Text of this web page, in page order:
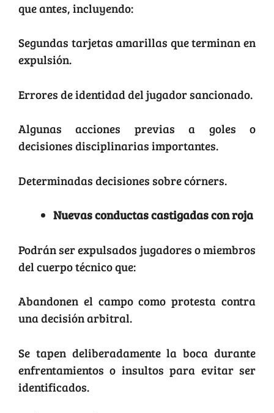
que antes, incluyendo:
Segundas tarjetas amarillas que terminan en
expulsión.
Errores de identidad del jugador sancionado.
Algunas acciones previas a goles o
decisiones disciplinarias importantes.
Determinadas decisiones sobre córners.
Nuevas conductas castigadas con roja
Podrán ser expulsados jugadores o miembros
del cuerpo técnico que:
Abandonen el campo como protesta contra
una decisión arbitral.
Se tapen deliberadamente la boca durante
enfrentamientos o insultos para evitar ser
identificados.